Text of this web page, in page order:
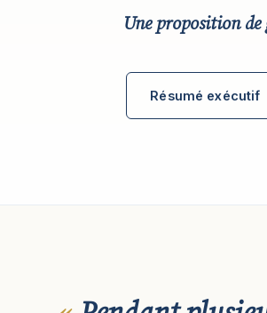
Une proposition
Résumé exécutif